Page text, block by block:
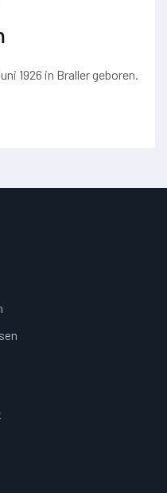
1926 in Braller geboren.